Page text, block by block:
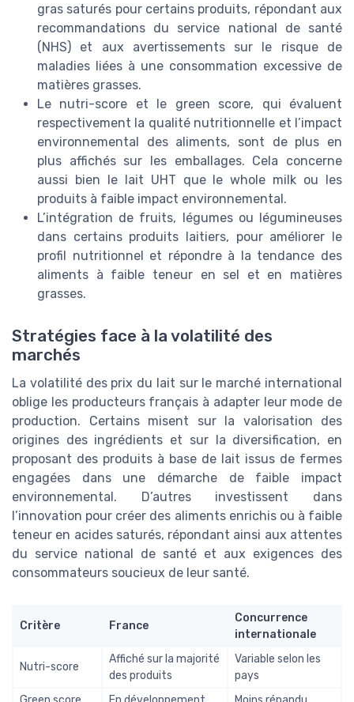
gras saturés pour certains produits, répondant aux
recommandations du service national de santé
(NHS) et aux avertissements sur le risque de
maladies liées à une consommation excessive de
matières grasses.
Le nutri-score et le green score, qui évaluent
respectivement la qualité nutritionnelle et l’impact
environnemental des aliments, sont de plus en
plus affichés sur les emballages. Cela concerne
aussi bien le lait UHT que le whole milk ou les
produits à faible impact environnemental.
L’intégration de fruits, légumes ou légumineuses
dans certains produits laitiers, pour améliorer le
profil nutritionnel et répondre à la tendance des
aliments à faible teneur en sel et en matières
grasses.
Stratégies face à la volatilité des
marchés
La volatilité des prix du lait sur le marché international
oblige les producteurs français à adapter leur mode de
production. Certains misent sur la valorisation des
origines des ingrédients et sur la diversification, en
proposant des produits à base de lait issus de fermes
engagées dans une démarche de faible impact
environnemental. D’autres investissent dans
l’innovation pour créer des aliments enrichis ou à faible
teneur en acides saturés, répondant ainsi aux attentes
du service national de santé et aux exigences des
consommateurs soucieux de leur santé.
Critère France
Concurrence
internationale
Nutri-score
Affiché sur la majorité
des produits
Variable selon les
pays